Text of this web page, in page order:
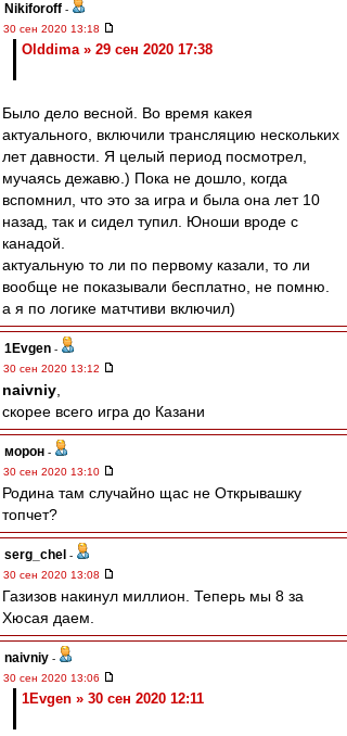
Nikiforoff -
30 сен 2020 13:18
Olddima » 29 сен 2020 17:38
Было дело весной. Во время какея
актуального, включили трансляцию нескольких
лет давности. Я целый период посмотрел,
мучаясь дежавю.) Пока не дошло, когда
вспомнил, что это за игра и была она лет 10
назад, так и сидел тупил. Юноши вроде с
канадой.
актуальную то ли по первому казали, то ли
вообще не показывали бесплатно, не помню.
а я по логике матчтиви включил)
1Evgen -
30 сен 2020 13:12
naivniy
скорее всего игра до Казани
морон -
30 сен 2020 13:10
Родина там случайно щас не Открывашку
топчет?
serg_chel -
30 сен 2020 13:08
Газизов накинул миллион. Теперь мы 8 за
Хюсая даем.
naivniy -
30 сен 2020 13:06
1Evgen » 30 сен 2020 12:11